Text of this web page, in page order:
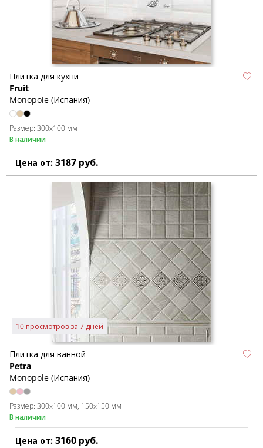
Плитка для кухни
Fruit
Monopole (Испания)
Размер: 300x100 мм
В наличии
Цена от: 3187 руб.
10 просмотров за 7 дней
Плитка для ванной
Petra
Monopole (Испания)
Размер: 300x100 мм 150x150 мм
В наличии
Цена от: 3160 руб.